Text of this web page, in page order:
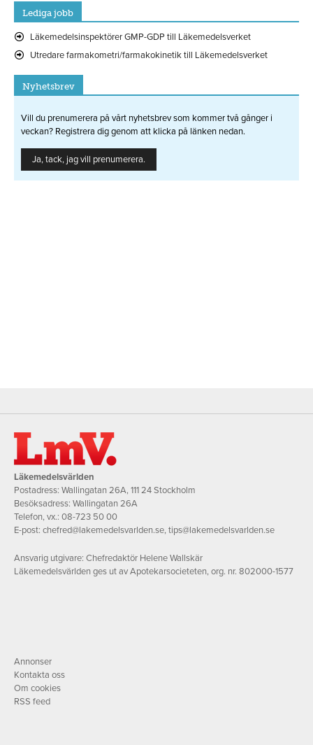
Lediga jobb
Läkemedelsinspektörer GMP-GDP till Läkemedelsverket
Utredare farmakometri/farmakokinetik till Läkemedelsverket
Nyhetsbrev
Vill du prenumerera på vårt nyhetsbrev som kommer två gånger i
veckan? Registrera dig genom att klicka på länken nedan.
Ja, tack, jag vill prenumerera.
Läkemedelsvärlden
Postadress: Wallingatan 26A, 111 24 Stockholm
Besöksadress: Wallingatan 26A
Telefon, vx.: 08-723 50 00
E-post: chefred@lakemedelsvarlden.se,tips@lakemedelsvarlden.se
Ansvarig utgivare: Chefredaktör Helene Wallskär
Läkemedelsvärlden ges ut av Apotekarsocieteten, org. nr. 802000-1577
Annonser
Kontakta oss
Om cookies
RSS feed